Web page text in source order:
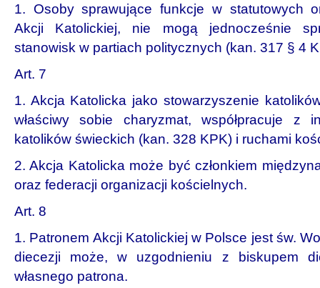
1. Osoby sprawujące funkcje w statutowych
Akcji Katolickiej, nie mogą jednocześnie
stanowisk w partiach politycznych (kan. 317 § 4
Art. 7
1. Akcja Katolicka jako stowarzyszenie
właściwy sobie charyzmat, współpracuje z
katolików świeckich (kan. 328 KPK) i ruchami
2. Akcja Katolicka może być członkiem
oraz federacji organizacji kościelnych.
Art. 8
1. Patronem Akcji Katolickiej w Polsce jest św.
diecezji może, w uzgodnieniu z biskupem
własnego patrona.